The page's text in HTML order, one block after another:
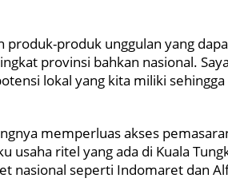
produk unggulan yang
provinsi bahkan nasional.
lokal yang kita miliki
memperluas akses
usaha ritel yang ada di Kuala
nasional seperti Indomaret dan